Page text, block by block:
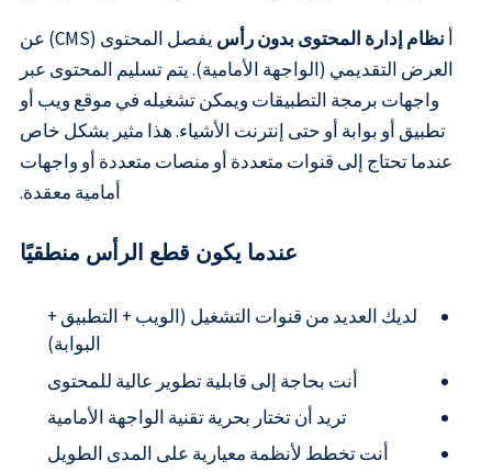
أ نظام إدارة المحتوى بدون رأس
يفصل المحتوى (CMS) عن
العرض التقديمي (الواجهة الأمامية). يتم تسليم المحتوى عبر
واجهات برمجة التطبيقات ويمكن تشغيله في موقع ويب أو
تطبيق أو بوابة أو حتى إنترنت الأشياء. هذا مثير بشكل خاص
عندما تحتاج إلى قنوات متعددة أو منصات متعددة أو واجهات
أمامية معقدة.
عندما يكون قطع الرأس منطقيًا
لديك العديد من قنوات التشغيل (الويب + التطبيق +
البوابة)
أنت بحاجة إلى قابلية تطوير عالية للمحتوى
تريد أن تختار بحرية تقنية الواجهة الأمامية
أنت تخطط لأنظمة معيارية على المدى الطويل